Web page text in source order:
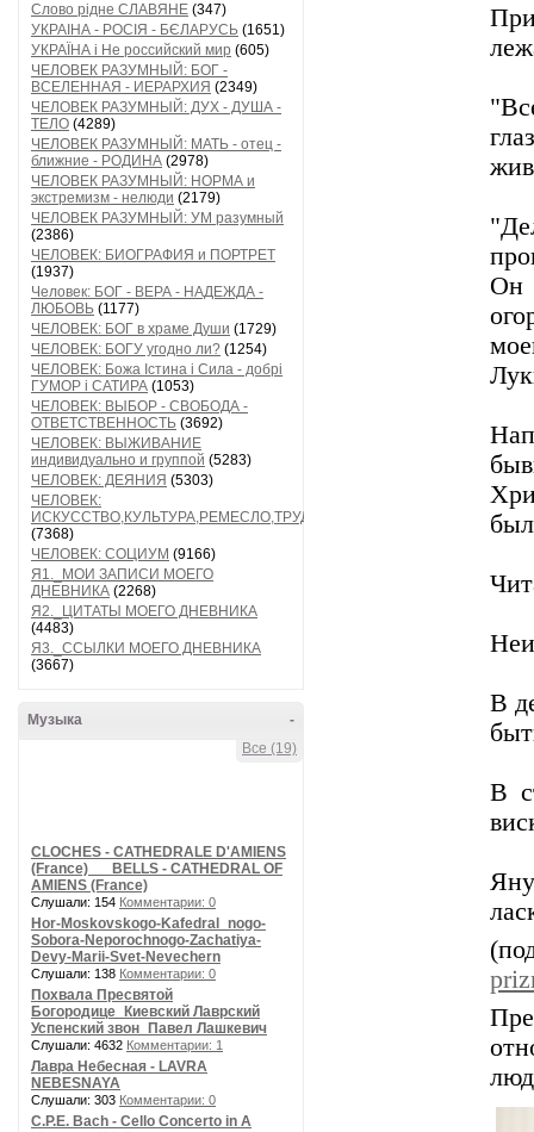
Слово рідне СЛАВЯНЕ (347)
УКРАІНА - РОСІЯ - БЄЛАРУСЬ (1651)
УКРАЇНА і Не российский мир (605)
ЧЕЛОВЕК РАЗУМНЫЙ: БОГ -
ВСЕЛЕННАЯ - ИЕРАРХИЯ (2349)
ЧЕЛОВЕК РАЗУМНЫЙ: ДУХ - ДУША -
ТЕЛО (4289)
ЧЕЛОВЕК РАЗУМНЫЙ: МАТЬ - отец -
ближние - РОДИНА (2978)
ЧЕЛОВЕК РАЗУМНЫЙ: НОРМА и
экстремизм - нелюди (2179)
ЧЕЛОВЕК РАЗУМНЫЙ: УМ разумный
(2386)
ЧЕЛОВЕК: БИОГРАФИЯ и ПОРТРЕТ
(1937)
Человек: БОГ - ВЕРА - НАДЕЖДА -
ЛЮБОВЬ (1177)
ЧЕЛОВЕК: БОГ в храме Души (1729)
ЧЕЛОВЕК: БОГУ угодно ли? (1254)
ЧЕЛОВЕК: Божа Істина і Сила - добрі
ГУМОР і САТИРА (1053)
ЧЕЛОВЕК: ВЫБОР - СВОБОДА -
ОТВЕТСТВЕННОСТЬ (3692)
ЧЕЛОВЕК: ВЫЖИВАНИЕ
индивидуально и группой (5283)
ЧЕЛОВЕК: ДЕЯНИЯ (5303)
ЧЕЛОВЕК:
ИСКУССТВО,КУЛЬТУРА,РЕМЕСЛО,ТРУД
(7368)
ЧЕЛОВЕК: СОЦИУМ (9166)
Я1._МОИ ЗАПИСИ МОЕГО
ДНЕВНИКА (2268)
Я2._ЦИТАТЫ МОЕГО ДНЕВНИКА
(4483)
Я3._ССЫЛКИ МОЕГО ДНЕВНИКА
(3667)
-
Музыка
Все (19)
CLOCHES - CATHEDRALE D'AMIENS
(France) __ BELLS - CATHEDRAL OF
AMIENS (France)
Слушали: 154 Комментарии: 0
Hor-Moskovskogo-Kafedral_nogo-
Sobora-Neporochnogo-Zachatiya-
Devy-Marii-Svet-Nevechern
Слушали: 138 Комментарии: 0
Похвала Пресвятой
Богородице_Киевский Лаврский
Успенский звон_Павел Лашкевич
Слушали: 4632 Комментарии: 1
Лавра Небесная - LAVRA
NEBESNAYA
Слушали: 303 Комментарии: 0
C.P.E. Bach - Cello Concerto in A
Он
В
В